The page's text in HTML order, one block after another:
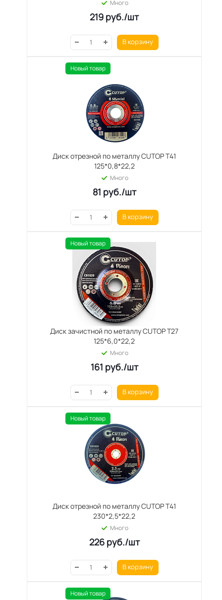
Много
219 руб./шт
В корзину
Новый товар
Диск отрезной по металлу CUTOP T41
125*0,8*22,2
Много
81 руб./шт
В корзину
Новый товар
Диск зачистной по металлу CUTOP T27
125*6,0*22,2
Много
161 руб./шт
В корзину
Новый товар
Диск отрезной по металлу CUTOP T41
230*2,5*22,2
Много
226руб./шт
В корзину
Новый товар